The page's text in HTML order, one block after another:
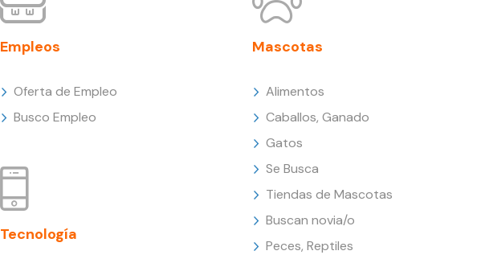
Empleos
Oferta de Empleo
Busco Empleo
Tecnología
Mascotas
Alimentos
Caballos, Ganado
Gatos
Se Busca
Tiendas de Mascotas
Buscan novia/o
Peces, Reptiles